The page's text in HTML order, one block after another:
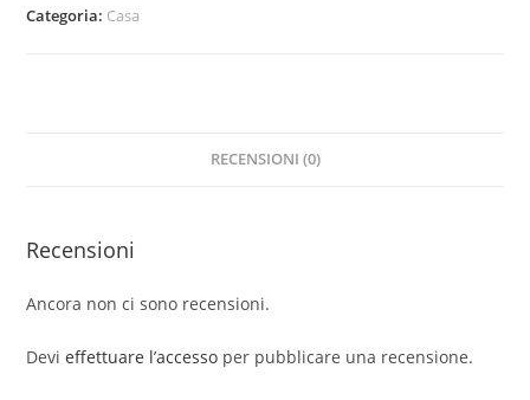
PERSONAGGI
😎
Categoria: Casa
RECENSIONI (0)
Recensioni
Ancora non ci sono recensioni.
Devieffettuare l’accesso per pubblicare una recensione.